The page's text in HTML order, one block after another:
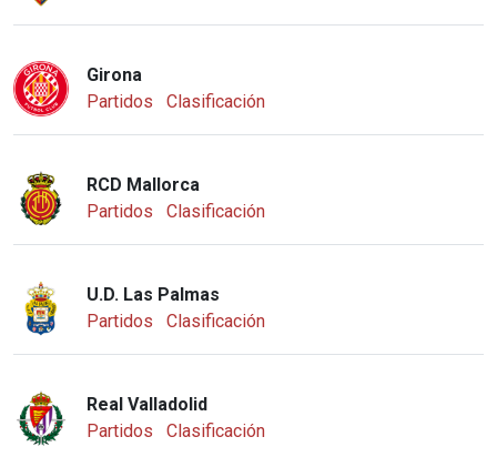
Girona
Partidos
Clasificación
RCD Mallorca
Partidos
Clasificación
U.D. Las Palmas
Partidos
Clasificación
Real Valladolid
Partidos
Clasificación